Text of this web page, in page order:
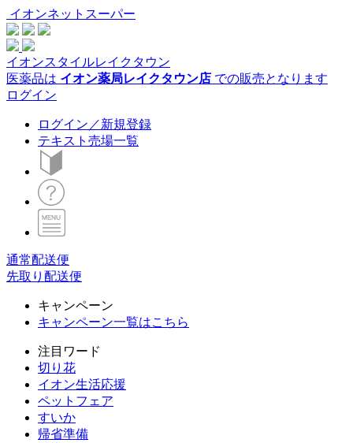
イオンネットスーパー
イオンスタイルレイクタウン
医薬品は イオン薬局レイクタウン店 での販売となります
ログイン
ログイン／新規登録
テキスト売場一覧
通常配送便
先取り配送便
キャンペーン
キャンペーン一覧はこちら
注目ワード
切り花
イオン生活応援
ペットフェア
すいか
帰省準備